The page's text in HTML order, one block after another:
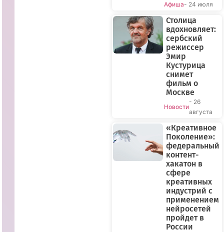
Афиша- 24 июля
Столица
вдохновляет:
сербский
режиссер
Эмир
Кустурица
снимет
фильм о
Москве
Новости
- 26
августа
«Креативное
Поколение»:
федеральный
контент-
хакатон в
сфере
креативных
индустрий с
применением
нейросетей
пройдет в
России